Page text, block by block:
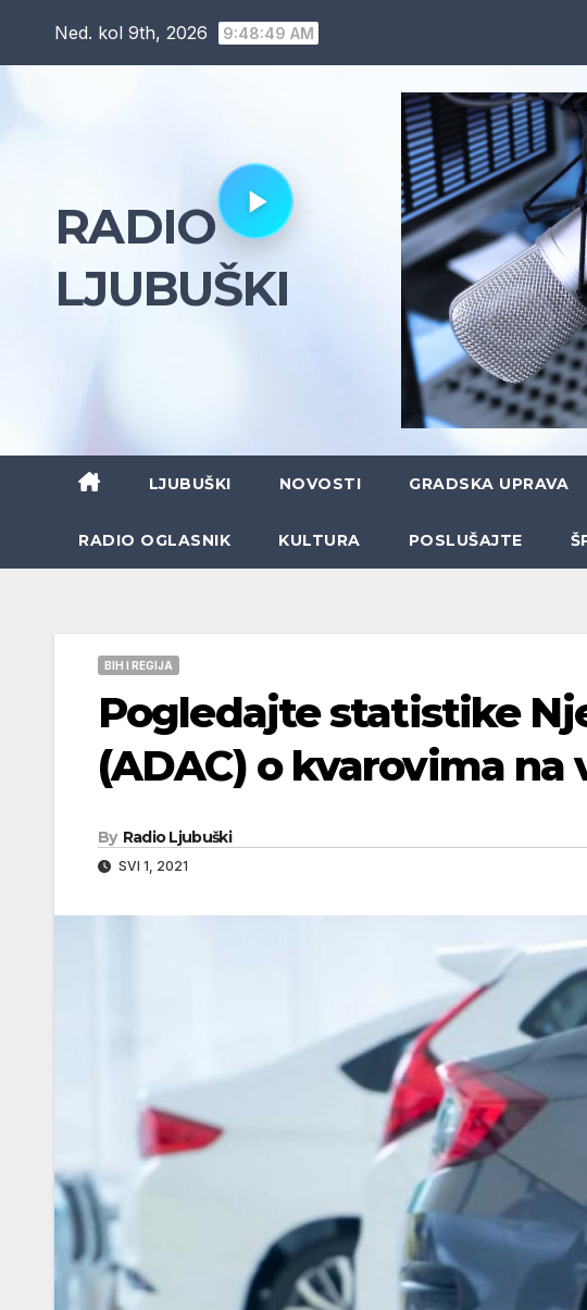
Ned. kol 9th, 2026 9:48:50 AM
RADIO
LJUBUŠKI
LJUBUŠKI NOVOSTI GRADSKA UPRAVA
RADIO OGLASNIK KULTURA POSLUŠAJTE
BIH I REGIJA
Pogledajte statistike
(ADAC) o kvarovima na
By Radio Ljubuški
SVI 1, 2021